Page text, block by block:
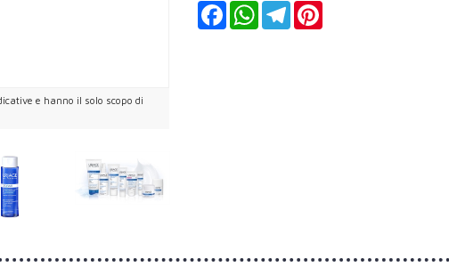
e hanno il solo scopo di
FacebookWhatsAppTelegramPinterest